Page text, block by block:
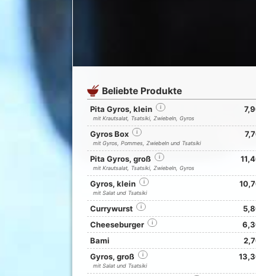
Beliebte Produkte
Pita Gyros, klein i
mit Krautsalat, Tsatsiki, Zwiebeln, Gyros
Gyros Box i
mit Gyros, Pommes, Zwiebeln und Tsatsiki
Pita Gyros, groß i
mit Krautsalat, Tsatsiki, Zwiebeln, Gyros
Gyros, klein i
mit Salat und Tsatsiki
Currywurst i
Cheeseburger
i
Bami
Gyros, groß
i
mit Salat und Tsatsiki